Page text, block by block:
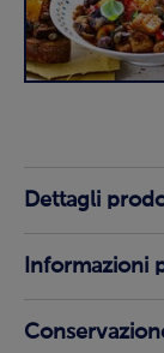
Dettagli
Informazioni